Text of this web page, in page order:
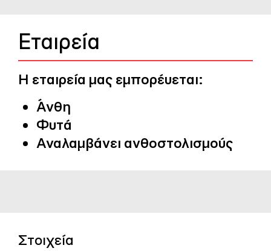
Εταιρεία
Η εταιρεία μας εμπορέυεται:
Άνθη
Φυτά
Αναλαμβάνει ανθοστολισμούς
Στοιχεία